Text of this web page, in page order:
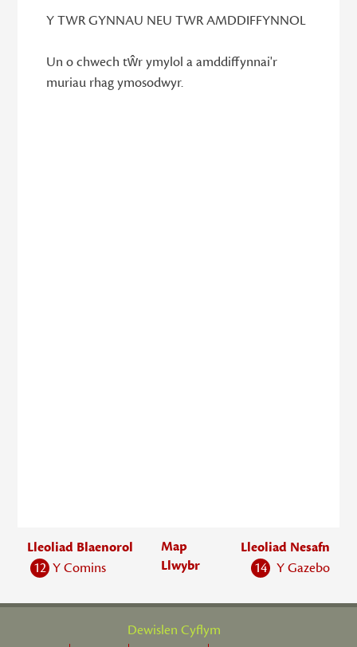
Y TWR GYNNAU NEU TWR AMDDIFFYNNOL
Un o chwech tŵr ymylol a amddiffynnai'r
muriau rhag ymosodwyr.
Lleoliad Blaenorol
12 Y Comins
Map
Llwybr
Lleoliad Nesafn
14 Y Gazebo
Dewislen Cyflym